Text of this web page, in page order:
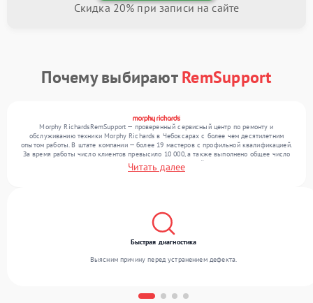
Скидка 20% при записи на сайте
Почему выбираютRemSupport
Morphy RichardsRemSupport — проверенный сервисный центр по ремонту и
обслуживанию техники Morphy Richards в Чебоксарах с более чем десятилетним
опытом работы. В штате компании — более 19 мастеров с профильной квалификацией.
За время работы число клиентов превысило 10 000, а также выполнено общее число
ремонтов превысило 12 000. Ежемесячно в сервисный центр поступает от 300
устройств, включая , , . Мы устраняем поломки любой сложности и предлагаем
Читать далее
Быстрая диагностика
Выясним причину перед устранением дефекта.